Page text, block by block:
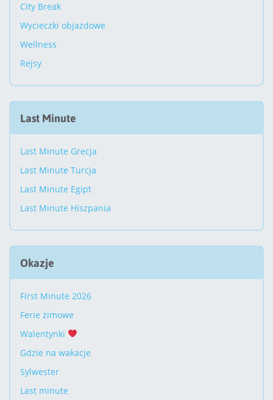
City Break
Wycieczki objazdowe
Wellness
Rejsy
Last Minute
Last Minute Grecja
Last Minute Turcja
Last Minute Egipt
Last Minute Hiszpania
Okazje
First Minute 2026
Ferie zimowe
Walentynki
Gdzie na wakacje
Sylwester
Last minute